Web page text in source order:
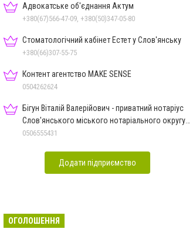
Адвокатське об'єднання Актум
+380(67)566-47-09, +380(50)347-05-80
Стоматологічний кабінет Естет у Слов'янську
+380(66)307-55-75
Контент агентство MAKE SENSE
0504262624
Бігун Віталій Валерійович - приватний нотаріус
Слов'янського міського нотаріального округу
Дон.обл.
0506555431
Додати підприємство
ОГОЛОШЕННЯ